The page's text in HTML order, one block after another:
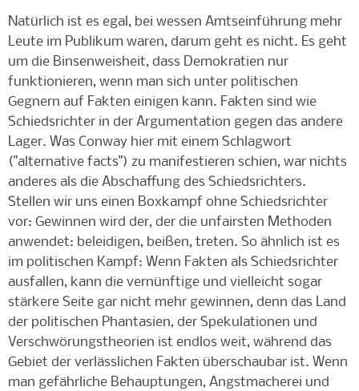
Natürlich ist es egal, bei wessen Amtseinführung mehr
Leute im Publikum waren, darum geht es nicht. Es geht
um die Binsenweisheit, dass Demokratien nur
funktionieren, wenn man sich unter politischen
Gegnern auf Fakten einigen kann. Fakten sind wie
Schiedsrichter in der Argumentation gegen das andere
Lager. Was Conway hier mit einem Schlagwort
("alternative facts") zu manifestieren schien, war nichts
anderes als die Abschaffung des Schiedsrichters.
Stellen wir uns einen Boxkampf ohne Schiedsrichter
vor: Gewinnen wird der, der die unfairsten Methoden
anwendet: beleidigen, beißen, treten. So ähnlich ist es
im politischen Kampf: Wenn Fakten als Schiedsrichter
ausfallen, kann die vernünftige und vielleicht sogar
stärkere Seite gar nicht mehr gewinnen, denn das Land
der politischen Phantasien, der Spekulationen und
Verschwörungstheorien ist endlos weit, während das
Gebiet der verlässlichen Fakten überschaubar ist. Wenn
man gefährliche Behauptungen, Angstmacherei und